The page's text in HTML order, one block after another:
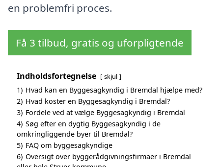
en problemfri proces.
Få 3 tilbud, gratis og uforpligtende
Indholdsfortegnelse skjul
1) Hvad kan en Byggesagkyndig i Bremdal hjælpe med?
2) Hvad koster en Byggesagkyndig i Bremdal?
3) Fordele ved at vælge Byggesagkyndig i Bremdal
4) Søg efter en dygtig Byggesagkyndig i de
omkringliggende byer til Bremdal?
5) FAQ om byggesagkyndige
6) Oversigt over byggerådgivningsfirmaer i Bremdal